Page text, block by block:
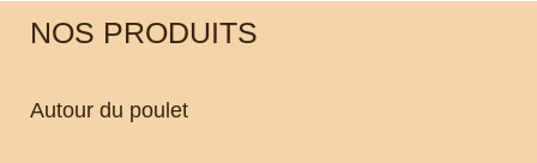
NOS PRODUITS
Autour du poulet